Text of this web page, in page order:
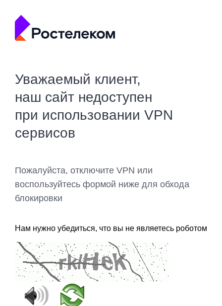
Уважаемый клиент,
наш сайт недоступен
при использовании VPN
сервисов
Пожалуйста, отключите VPN или
воспользуйтесь формой ниже для обхода
блокировки
Нам нужно убедиться, что вы не являетесь роботом